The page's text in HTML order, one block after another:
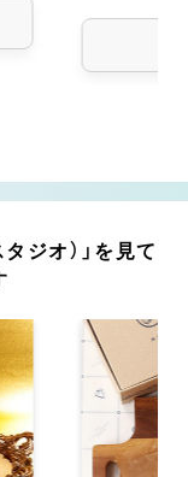
ジオ）」を見て